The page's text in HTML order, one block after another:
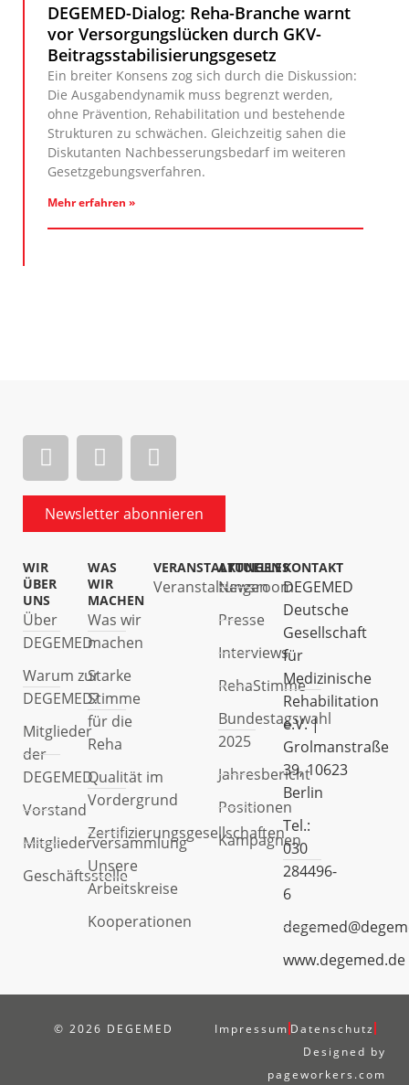
DEGEMED-Dialog: Reha-Branche warnt
vor Versorgungslücken durch GKV-
Beitragsstabilisierungsgesetz
Ein breiter Konsens zog sich durch die Diskussion:
Die Ausgabendynamik muss begrenzt werden,
ohne Prävention, Rehabilitation und bestehende
Strukturen zu schwächen. Gleichzeitig sahen die
Diskutanten Nachbesserungsbedarf im weiteren
Gesetzgebungsverfahren.
Mehr erfahren »
Newsletter abonnieren
WIR
ÜBER
UNS
Über
DEGEMED
Warum zur
DEGEMED?
Mitglieder
der
DEGEMED
Vorstand
Mitgliederversammlung
Geschäftsstelle
WAS
WIR
MACHEN
Was wir
machen
Starke
Stimme
für die
Reha
Qualität im
Vordergrund
Zertifizierungsgesellschaften
Unsere
Arbeitskreise
Kooperationen
VERANSTALTUNGEN
Veranstaltungen
AKTUELLES
Newsroom
Presse
Interviews
RehaStimme
Bundestagswahl
2025
Jahresbericht
Positionen
Kampagnen
KONTAKT
DEGEMED
Deutsche
Gesellschaft
für
Medizinische
Rehabilitation
e.V. |
Grolmanstraße
39, 10623
Berlin
Tel.:
030
284496-
6
www.degemed.de
© 2026 DEGEMED Impressum Datenschutz
Designed by
pageworkers.com